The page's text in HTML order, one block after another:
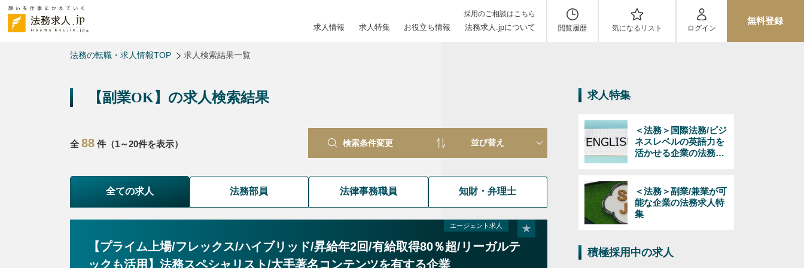
採用のご相談はこちら
求人情報 求人特集 お役立ち情報 法務求人.jpについて 閲覧履歴 気になるリスト ログイン
無料登録
法務の転職・求人情報TOP 求人検索結果一覧
【副業OK】の求人検索結果
全 88 件（1～20件を表示） 検索条件変更
全ての求人 法務部員 法律事務職員 知財・弁理士
エージェント求人
【プライム上場/フレックス/ハイブリッド/昇給年2回/有給取得80％超/リーガルテ
ックも活用】法務スペシャリスト/大手著名コンテンツを有する企業
求人特集
＜法務＞国際法務/ビジ
ネスレベルの英語力を
活かせる企業の法務求
＜法務＞副業/兼業が可
能な企業の法務求人特
集
積極採用中の求人